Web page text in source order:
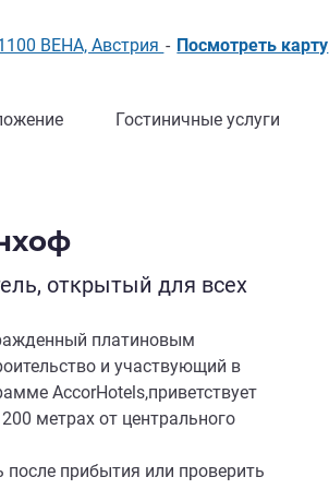
ВЕНА, Австрия - Посмотреть карту
Гостиничные услуги
открытый для всех
платиновым
и участвующий в
AccorHotels,приветствует
метрах от центрального
прибытия или проверить